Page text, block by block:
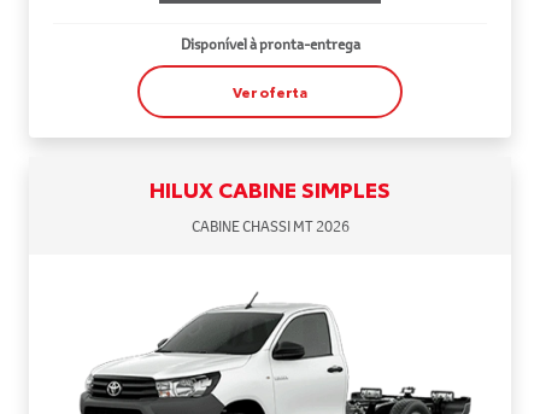
Disponível à pronta-entrega
Ver oferta
HILUX CABINE SIMPLES
CABINE CHASSI MT 2026